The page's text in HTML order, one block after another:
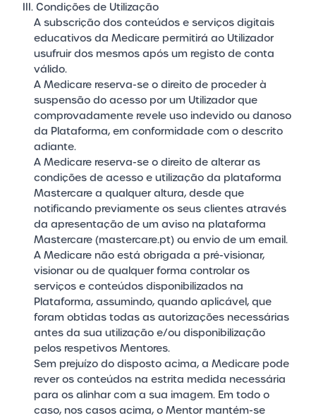
III. Condições de Utilização
A subscrição dos conteúdos e serviços digitais
educativos da Medicare permitirá ao Utilizador
usufruir dos mesmos após um registo de conta
válido.
A Medicare reserva-se o direito de proceder à
suspensão do acesso por um Utilizador que
comprovadamente revele uso indevido ou danoso
da Plataforma, em conformidade com o descrito
adiante.
A Medicare reserva-se o direito de alterar as
condições de acesso e utilização da plataforma
Mastercare a qualquer altura, desde que
notificando previamente os seus clientes através
da apresentação de um aviso na plataforma
Mastercare (mastercare.pt) ou envio de um email.
A Medicare não está obrigada a pré-visionar,
visionar ou de qualquer forma controlar os
serviços e conteúdos disponibilizados na
Plataforma, assumindo, quando aplicável, que
foram obtidas todas as autorizações necessárias
antes da sua utilização e/ou disponibilização
pelos respetivos Mentores.
Sem prejuízo do disposto acima, a Medicare pode
rever os conteúdos na estrita medida necessária
para os alinhar com a sua imagem. Em todo o
caso, nos casos acima, o Mentor mantém-se